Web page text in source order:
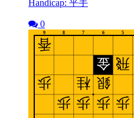
Handicap: 平手
0